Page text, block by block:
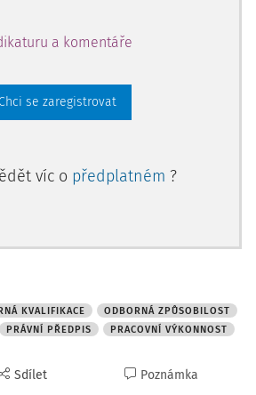
rámec pokrývá všechny
chování potřebné pro odborníky v
je rozděleno do 12 oblastí
a komentáře
Chci se zaregistrovat
víc o předplatném ?
KVALIFIKACE
ODBORNÁ ZPŮSOBILOST
PRÁVNÍ PŘEDPIS PRACOVNÍ VÝKONNOST
Sdílet Poznámka